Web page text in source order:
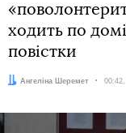
ходить по
повістки
Автор:
Ангеліна Шеремет Дата: